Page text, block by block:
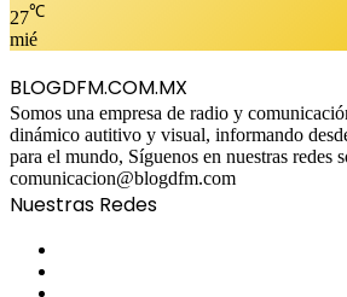
27℃
mié
BLOGDFM.COM.MX
Somos una empresa de radio y
dinámico autitivo y visual, informando
para el mundo, Síguenos en nuestras redes
comunicacion@blogdfm.com
Nuestras Redes